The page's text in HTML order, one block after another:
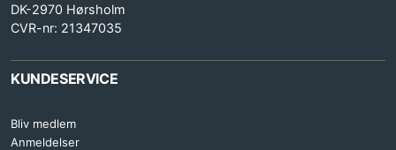
DK-2970 Hørsholm
CVR-nr: 21347035
KUNDESERVICE
Bliv medlem
Anmeldelser